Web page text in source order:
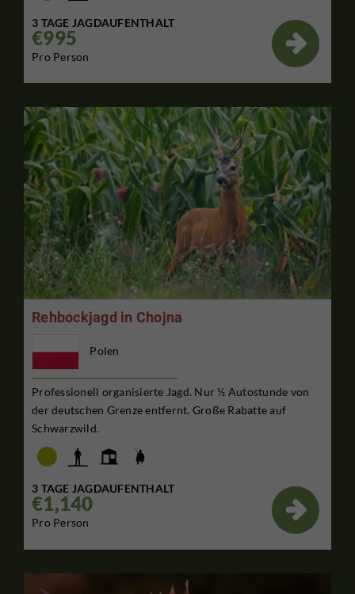
3 TAGE JAGDAUFENTHALT
€995
Pro Person

Rehbockjagd in Chojna
Polen
Professionell organisierte Jagd. Nur ½ Autostunde von
der deutschen Grenze entfernt. Große Rabatte auf
Schwarzwild.
3 TAGE JAGDAUFENTHALT
€1,140
Pro Person
